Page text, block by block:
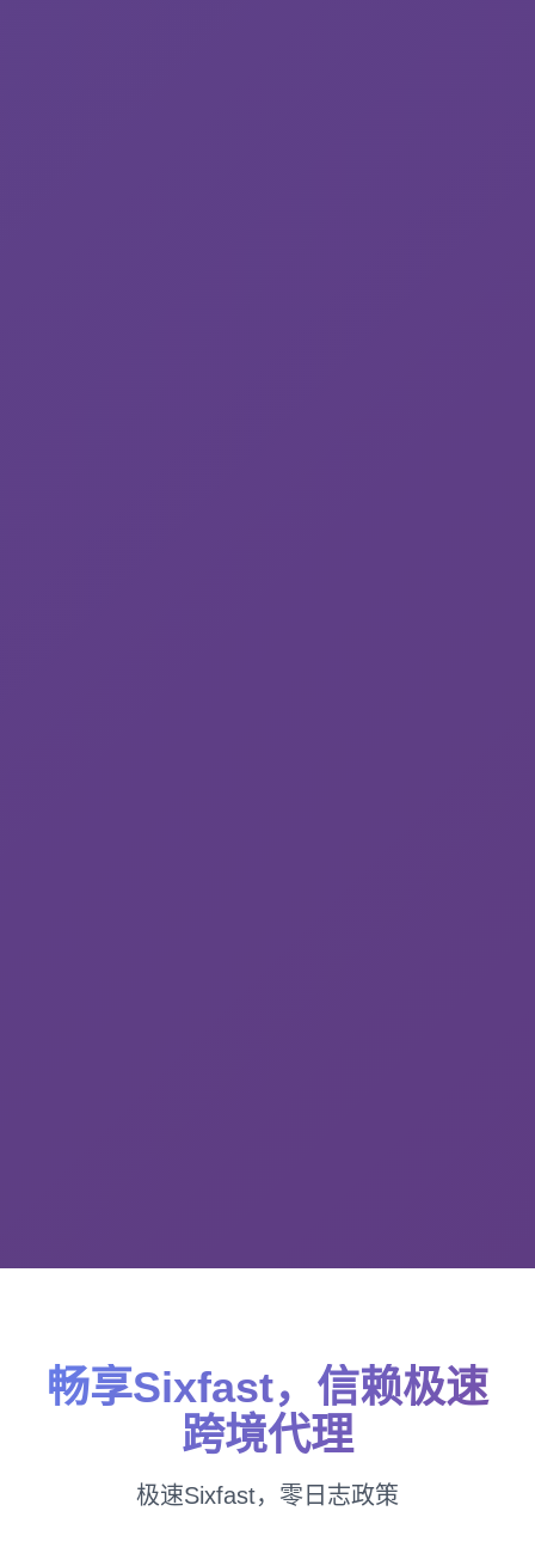
畅享Sixfast，信赖极速
跨境代理
极速Sixfast，零日志政策